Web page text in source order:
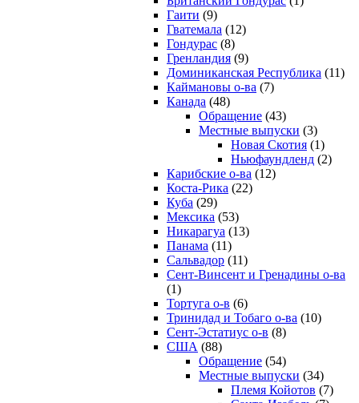
Гаити (9)
Гватемала (12)
Гондурас (8)
Гренландия (9)
Доминиканская Республика (11)
Каймановы о-ва (7)
Канада (48)
Обращение (43)
Местные выпуски (3)
Новая Скотия (1)
Ньюфаундленд (2)
Карибские о-ва (12)
Коста-Рика (22)
Куба (29)
Мексика (53)
Никарагуа (13)
Панама (11)
Сальвадор (11)
Сент-Винсент и Гренадины о-ва
(1)
Тортуга о-в (6)
Тринидад и Тобаго о-ва (10)
Сент-Эстатиус о-в (8)
США (88)
Обращение (54)
Местные выпуски (34)
Племя Койотов (7)